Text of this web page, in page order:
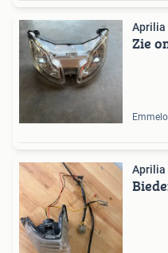
Aprilia
Zie
Aprilia